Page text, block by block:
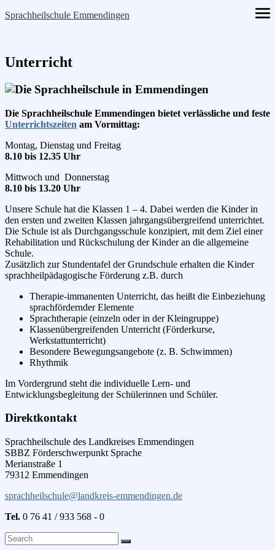
Skip
Sprachheilschule Emmendingen
Unterricht
Die Sprachheilschule Emmendingen bietet verlässliche und feste
Unterrichtszeiten am Vormittag:
Montag, Dienstag und Freitag
8.10 bis 12.35 Uhr
Mittwoch und Donnerstag
8.10 bis 13.20 Uhr
Unsere Schule hat die Klassen 1 – 4. Dabei werden die Kinder in
den ersten und zweiten Klassen jahrgangsübergreifend unterrichtet.
Die Schule ist als Durchgangsschule konzipiert, mit dem Ziel einer
Rehabilitation und Rückschulung der Kinder an die allgemeine
Schule.
Zusätzlich zur Stundentafel der Grundschule erhalten die Kinder
sprachheilpädagogische Förderung z.B. durch
Therapie-immanenten Unterricht, das heißt die Einbeziehung
sprachfördernder Elemente
Sprachtherapie (einzeln oder in der Kleingruppe)
Klassenübergreifenden Unterricht (Förderkurse,
Werkstattunterricht)
Besondere Bewegungsangebote (z. B. Schwimmen)
Rhythmik
Im Vordergrund steht die individuelle Lern- und
Entwicklungsbegleitung der Schülerinnen und Schüler.
Direktkontakt
Sprachheilschule des Landkreises Emmendingen
SBBZ Förderschwerpunkt Sprache
Merianstraße 1
79312 Emmendingen
sprachheilschule@landkreis-emmendingen.de
Tel. 0 76 41 / 933 568 - 0
Search
for:
Search